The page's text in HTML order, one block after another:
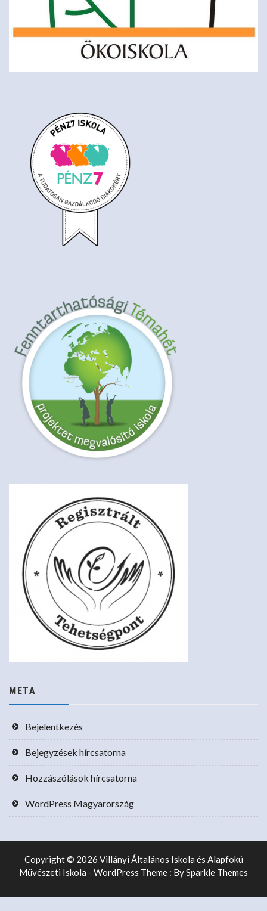
META
Bejelentkezés
Bejegyzések hírcsatorna
Hozzászólások hírcsatorna
WordPress Magyarország
Copyright © 2026 Villányi Általános Iskola és Alapfokú
Művészeti Iskola - WordPress Theme : BySparkle Themes